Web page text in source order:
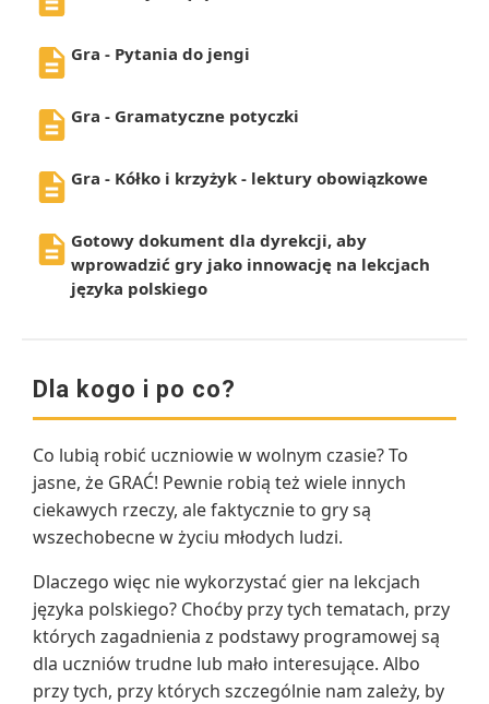
Gra - Pytania do jengi
Gra - Gramatyczne potyczki
Gra - Kółko i krzyżyk - lektury obowiązkowe
Gotowy dokument dla dyrekcji, aby
wprowadzić gry jako innowację na lekcjach
języka polskiego
Dla kogo i po co?
Co lubią robić uczniowie w wolnym czasie? To
jasne, że GRAĆ! Pewnie robią też wiele innych
ciekawych rzeczy, ale faktycznie to gry są
wszechobecne w życiu młodych ludzi.
Dlaczego więc nie wykorzystać gier na lekcjach
języka polskiego? Choćby przy tych tematach, przy
których zagadnienia z podstawy programowej są
dla uczniów trudne lub mało interesujące. Albo
przy tych, przy których szczególnie nam zależy, by